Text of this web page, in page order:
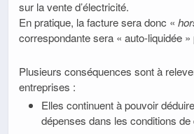
sur la vente d’électricité.
En pratique, la facture sera donc «
correspondante sera « auto-liquidée
Plusieurs conséquences sont à
entreprises :
Elles continuent à pouvoir
dépenses dans les conditions